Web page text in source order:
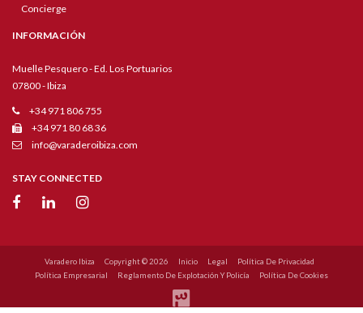
Concierge
INFORMACIÓN
Muelle Pesquero - Ed. Los Portuarios
07800 - Ibiza
+34 971 806 755
+34 971 80 68 36
info@varaderoibiza.com
STAY CONNECTED
Varadero Ibiza Copyright © 2026 Inicio Legal
Política De Privacidad
Política Empresarial
Reglamento De Explotación Y Policía Política De Cookies